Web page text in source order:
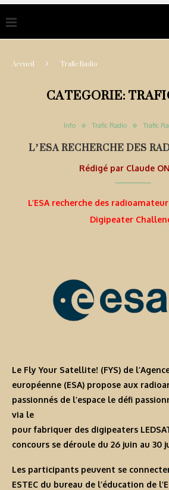
Accueil Trafic Radio
CATEGORIE:
Info Trafic Radio Trafic
L’ESA RECHERCHE DES
Rédigé par Claude
L’ESA recherche des
Digipeater
Le Fly Your Satellite! (FYS) de
européenne (ESA) propose aux
passionnés de l’espace le défi
via le
pour fabriquer des digipeaters
concours se déroule du 26 juin au 30
Les participants peuvent se
ESTEC du bureau de l’éducation de